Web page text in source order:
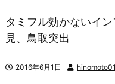
タミフル効かないイ
見、鳥取突出
2016年6月1日 hinomoto01